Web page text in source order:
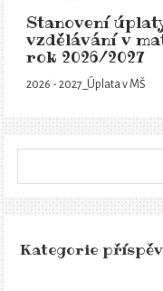
Stanovení
vzdělávání v
rok 2026/2027
2026 - 2027_Úplata v MŠ
Kategorie